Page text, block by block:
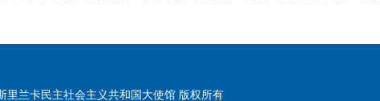
里兰卡民主社会主义共和国大使馆 版权所有